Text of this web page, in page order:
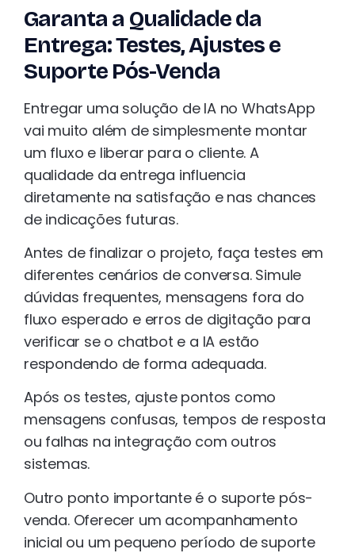
Garanta a Qualidade da
Entrega: Testes, Ajustes e
Suporte Pós-Venda
Entregar uma solução de IA no WhatsApp
vai muito além de simplesmente montar
um fluxo e liberar para o cliente. A
qualidade da entrega influencia
diretamente na satisfação e nas chances
de indicações futuras.
Antes de finalizar o projeto, faça testes em
diferentes cenários de conversa. Simule
dúvidas frequentes, mensagens fora do
fluxo esperado e erros de digitação para
verificar se o chatbot e a IA estão
respondendo de forma adequada.
Após os testes, ajuste pontos como
mensagens confusas, tempos de resposta
ou falhas na integração com outros
sistemas.
Outro ponto importante é o suporte pós-
venda. Oferecer um acompanhamento
inicial ou um pequeno período de suporte